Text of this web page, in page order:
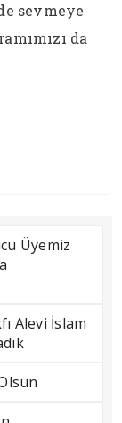
sevmeye
da
Üyemiz
Alevi İslam